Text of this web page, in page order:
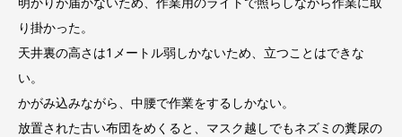
り掛かった。
天井裏の高さは1メートル弱しかないため、立つことはできな
い。
かがみ込みながら、中腰で作業をするしかない。
放置された古い布団をめくると、マスク越しでもネズミの糞尿の